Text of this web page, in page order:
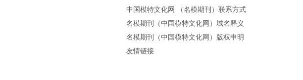
中国模特文化网 （名模期刊）联系方式
名模期刊（中国模特文化网）域名释义
名模期刊（中国模特文化网）版权申明
友情链接